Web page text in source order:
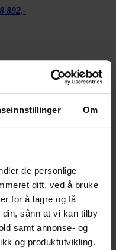
Om
de personlige
ditt, ved å bruke
for å lagre og få
sånn at vi kan tilby
samt annonse- og
og produktutvikling.
892,-
749,-
000,-